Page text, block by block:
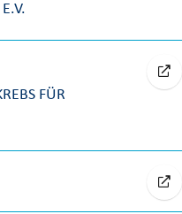
FÜR